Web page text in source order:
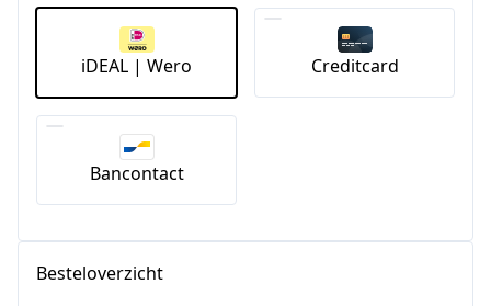
iDEAL | Wero Creditcard
Bancontact
Besteloverzicht